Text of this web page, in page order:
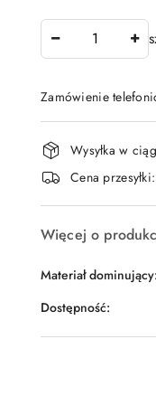
Zamówienie
Dostępność
i
dostawa
Wysyłka w
Cena przesyłki:
Więcej o
Materiał dominujący:
Dostępność: